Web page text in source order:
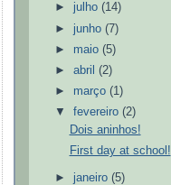
► julho(14)
► junho(7)
► maio(5)
►abril(2)
► março(1)
▼fevereiro(2)
Dois aninhos!
First day at school!
► janeiro(5)